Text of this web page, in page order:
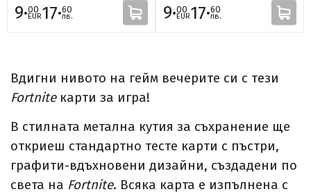
9·00
EUR17·60
лв. 9·00
EUR17·60
лв.
Вдигни нивото на гейм вечерите си с тези
Fortnite карти за игра!
В стилната метална кутия за съхранение ще
откриеш стандартно тесте карти с пъстри,
графити-вдъхновени дизайни, създадени по
света на Fortnite. Всяка карта е изпълнена с